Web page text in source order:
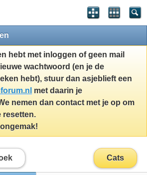
hebt met inloggen of geen mail
wachtwoord (en je de
hebt), stuur dan asjeblieft een
met daarin je
nemen dan contact met je op om
resetten.
Cats